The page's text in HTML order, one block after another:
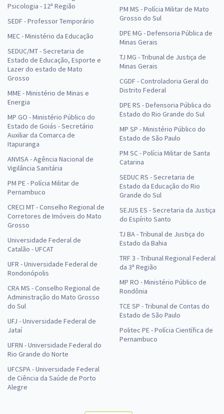
Psicologia - 12ª Região
SEDF - Professor Temporário
MEC - Ministério da Educação
SEDUC/MT - Secretaria de
Estado de Educação, Esporte e
Lazer do estado de Mato
Grosso
MME - Ministério de Minas e
Energia
MP GO - Ministério Público do
Estado de Goiás - Secretário
Auxiliar da Comarca de
Itapuranga
ANVISA - Agência Nacional de
Vigilância Sanitária
PM PE - Polícia Militar de
Pernambuco
CRECI MT - Conselho Regional de
Corretores de Imóveis do Mato
Grosso
Universidade Federal de
Catalão - UFCAT
UFR - Universidade Federal de
Rondonópolis
CRA MS - Conselho Regional de
Administração do Mato Grosso
do Sul
UFJ - Universidade Federal de
Jataí
UFRN - Universidade Federal do
Rio Grande do Norte
UFCSPA - Universidade Federal
de Ciência da Saúde de Porto
Alegre
PM MS - Polícia Militar de Mato
Grosso do Sul
DPE MG - Defensoria Pública de
Minas Gerais
TJ MG - Tribunal de Justiça de
Minas Gerais
CGDF - Controladoria Geral do
Distrito Federal
DPE RS - Defensoria Pública do
Estado do Rio Grande do Sul
MP SP - Ministério Público do
Estado de São Paulo
PM SC - Polícia Militar de Santa
Catarina
SEDUC RS - Secretaria de
Estado da Educação do Rio
Grande do Sul
SEJUS ES - Secretaria da Justiça
do Espírito Santo
TJ BA - Tribunal de Justiça do
Estado da Bahia
TRF 3 - Tribunal Regional Federal
da 3ª Região
MP RO - Ministério Público de
Rondônia
TCE SP - Tribunal de Contas do
Estado de São Paulo
Politec PE - Polícia Científica de
Pernambuco